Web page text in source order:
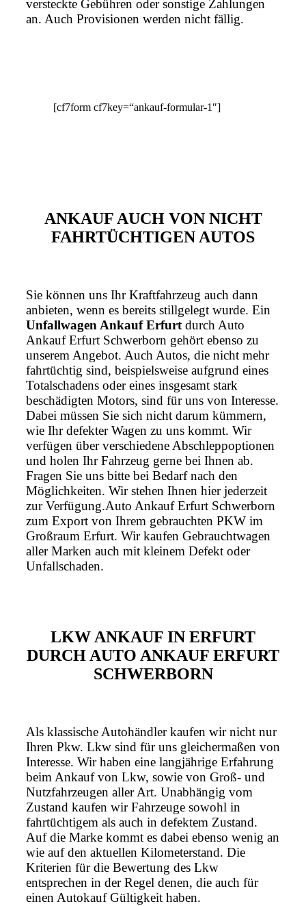
versteckte Gebühren oder sonstige Zahlungen
an. Auch Provisionen werden nicht fällig.
[cf7form cf7key=“ankauf-formular-1″]
ANKAUF AUCH VON NICHT
FAHRTÜCHTIGEN AUTOS
Sie können uns Ihr Kraftfahrzeug auch dann
anbieten, wenn es bereits stillgelegt wurde. Ein
Unfallwagen Ankauf Erfurt durch Auto
Ankauf Erfurt Schwerborn gehört ebenso zu
unserem Angebot. Auch Autos, die nicht mehr
fahrtüchtig sind, beispielsweise aufgrund eines
Totalschadens oder eines insgesamt stark
beschädigten Motors, sind für uns von Interesse.
Dabei müssen Sie sich nicht darum kümmern,
wie Ihr defekter Wagen zu uns kommt. Wir
verfügen über verschiedene Abschleppoptionen
und holen Ihr Fahrzeug gerne bei Ihnen ab.
Fragen Sie uns bitte bei Bedarf nach den
Möglichkeiten. Wir stehen Ihnen hier jederzeit
zur Verfügung.Auto Ankauf Erfurt Schwerborn
zum Export von Ihrem gebrauchten PKW im
Großraum Erfurt. Wir kaufen Gebrauchtwagen
aller Marken auch mit kleinem Defekt oder
Unfallschaden.
LKW ANKAUF IN ERFURT
DURCH AUTO ANKAUF ERFURT
SCHWERBORN
Als klassische Autohändler kaufen wir nicht nur
Ihren Pkw. Lkw sind für uns gleichermaßen von
Interesse. Wir haben eine langjährige Erfahrung
beim Ankauf von Lkw, sowie von Groß- und
Nutzfahrzeugen aller Art. Unabhängig vom
Zustand kaufen wir Fahrzeuge sowohl in
fahrtüchtigem als auch in defektem Zustand.
Auf die Marke kommt es dabei ebenso wenig an
wie auf den aktuellen Kilometerstand. Die
Kriterien für die Bewertung des Lkw
entsprechen in der Regel denen, die auch für
einen Autokauf Gültigkeit haben.